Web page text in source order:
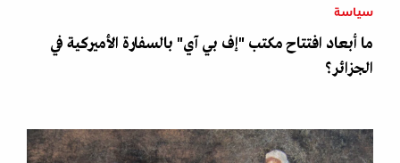
سياسة
ما أبعاد افتتاح مكتب "إف بي آي" بالسفارة الأميركية في
الجزائر؟